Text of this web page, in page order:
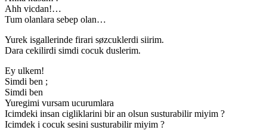
Ahh vicdan!…
Tum olanlara sebep olan…
Yurek isgallerinde firari søzcuklerdi siirim.
Dara cekilirdi simdi cocuk duslerim.
Ey ulkem!
Simdi ben ;
Simdi ben
Yuregimi vursam ucurumlara
Icimdeki insan cigliklarini bir an olsun susturabilir miyim ?
Icimdek i cocuk sesini susturabilir miyim ?